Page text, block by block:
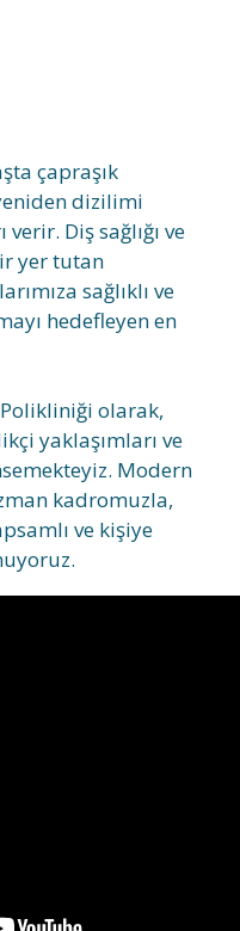
çapraşık
dizilimi
Diş sağlığı ve
yer tutan
sağlıklı ve
hedefleyen en
Polikliniği olarak,
yaklaşımları ve
Modern
kadromuzla,
ve kişiye